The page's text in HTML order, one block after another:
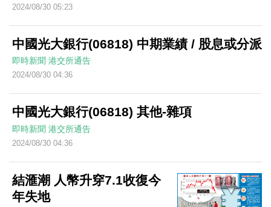
2024/08/30 05:23
中國光大銀行(06818) 中期業績 / 股息或分派
即時新聞 港交所通告
2024/08/30 04:36
中國光大銀行(06818) 其他-雜項
即時新聞 港交所通告
2024/08/30 04:36
結滙潮 人幣升穿7.1收復今
年失地